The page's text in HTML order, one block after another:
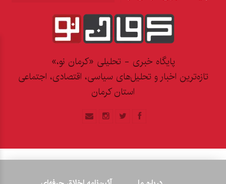
پایگاه خبری - تحلیلی «کرمان نو،»
تازه‌ترین اخبار و تحلیل‌های سیاسی، اقتصادی، اجتماعی
استان کرمان